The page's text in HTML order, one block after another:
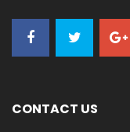
CONTACT US